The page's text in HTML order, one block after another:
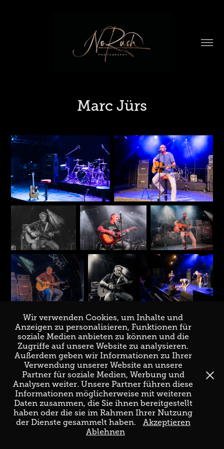
Marc Jürs
↑ Back to Top
Imprint & Privacy
Wir verwenden Cookies, um Inhalte und
Anzeigen zu personalisieren, Funktionen für
soziale Medien anbieten zu können und die
Zugriffe auf unsere Website zu analysieren.
Außerdem geben wir Informationen zu Ihrer
Verwendung unserer Website an unsere
Partner für soziale Medien, Werbung und
Analysen weiter. Unsere Partner führen diese
Informationen möglicherweise mit weiteren
Daten zusammen, die Sie ihnen bereitgestellt
haben oder die sie im Rahmen Ihrer Nutzung
der Dienste gesammelt haben.
Akzeptieren
Ablehnen